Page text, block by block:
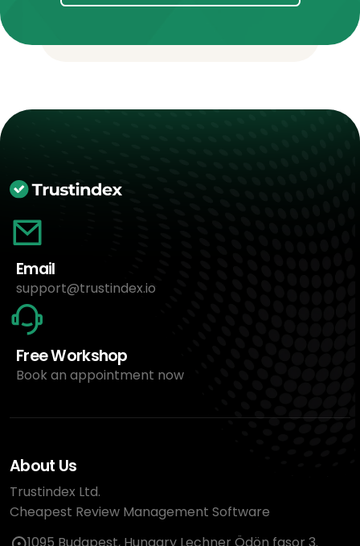
Email
support@trustindex.io
Free Workshop
Book an appointment now
About Us
Trustindex Ltd.
Cheapest Review Management Software